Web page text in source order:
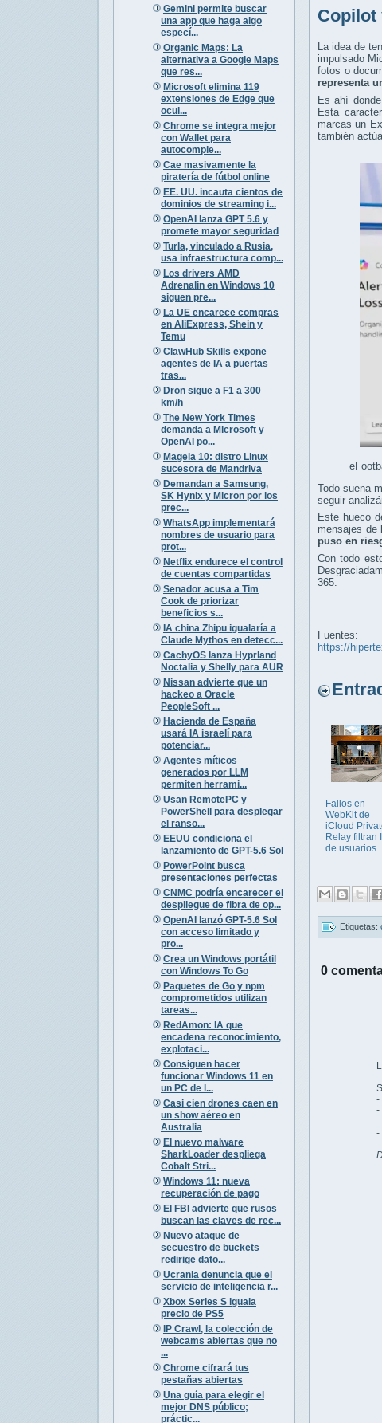
Gemini permite buscar
una app que haga algo
especí...
Organic Maps: La
alternativa a Google Maps
que res...
Microsoft elimina 119
extensiones de Edge que
ocul...
Chrome se integra mejor
con Wallet para
autocomple...
Cae masivamente la
piratería de fútbol online
EE. UU. incauta cientos de
dominios de streaming i...
OpenAI lanza GPT 5.6 y
promete mayor seguridad
Turla, vinculado a Rusia,
usa infraestructura comp...
Los drivers AMD
Adrenalin en Windows 10
siguen pre...
La UE encarece compras
en AliExpress, Shein y
Temu
ClawHub Skills expone
agentes de IA a puertas
tras...
Dron sigue a F1 a 300
km/h
The New York Times
demanda a Microsoft y
OpenAI po...
Mageia 10: distro Linux
sucesora de Mandriva
Demandan a Samsung,
SK Hynix y Micron por los
prec...
WhatsApp implementará
nombres de usuario para
prot...
Netflix endurece el control
de cuentas compartidas
Senador acusa a Tim
Cook de priorizar
beneficios s...
IA china Zhipu igualaría a
Claude Mythos en detecc...
CachyOS lanza Hyprland
Noctalia y Shelly para AUR
Nissan advierte que un
hackeo a Oracle
PeopleSoft ...
Hacienda de España
usará IA israelí para
potenciar...
Agentes míticos
generados por LLM
permiten herrami...
Usan RemotePC y
PowerShell para desplegar
el ranso...
EEUU condiciona el
lanzamiento de GPT-5.6 Sol
PowerPoint busca
presentaciones perfectas
CNMC podría encarecer el
despliegue de fibra de op...
OpenAI lanzó GPT-5.6 Sol
con acceso limitado y
pro...
Crea un Windows portátil
con Windows To Go
Paquetes de Go y npm
comprometidos utilizan
tareas...
RedAmon: IA que
encadena reconocimiento,
explotaci...
Consiguen hacer
funcionar Windows 11 en
un PC de l...
Casi cien drones caen en
un show aéreo en
Australia
El nuevo malware
SharkLoader despliega
Cobalt Stri...
Windows 11: nueva
recuperación de pago
El FBI advierte que rusos
buscan las claves de rec...
Nuevo ataque de
secuestro de buckets
redirige dato...
Ucrania denuncia que el
servicio de inteligencia r...
Xbox Series S iguala
precio de PS5
IP Crawl, la colección de
webcams abiertas que no
...
Chrome cifrará tus
pestañas abiertas
Una guía para elegir el
mejor DNS público;
práctic...
Copilot
La idea de
impulsado
fotos o
representa
Es ahí
Esta
marcas un
también
Todo suena
seguir
Este hueco
mensajes de
puso en
Con todo
365.
Fuentes:
https://
Fallos en
WebKit de
iCloud
Relay filtran
de usuarios
Etiquetas:
0
-
-
-
-